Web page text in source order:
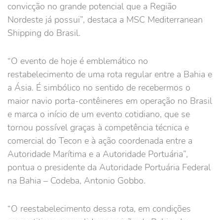
convicção no grande potencial que a Região
Nordeste já possui”, destaca a MSC Mediterranean
Shipping do Brasil.
“O evento de hoje é emblemático no
restabelecimento de uma rota regular entre a Bahia e
a Ásia. É simbólico no sentido de recebermos o
maior navio porta-contêineres em operação no Brasil
e marca o início de um evento cotidiano, que se
tornou possível graças à competência técnica e
comercial do Tecon e à ação coordenada entre a
Autoridade Marítima e a Autoridade Portuária”,
pontua o presidente da Autoridade Portuária Federal
na Bahia – Codeba, Antonio Gobbo.
“O reestabelecimento dessa rota, em condições